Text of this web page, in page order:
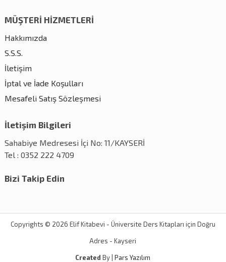
MÜŞTERİ HİZMETLERİ
Hakkımızda
S.S.S.
İletişim
İptal ve İade Koşulları
Mesafeli Satış Sözleşmesi
İletişim Bilgileri
Sahabiye Medresesi İçi No: 11/KAYSERİ
Tel : 0352 222 4709
Bizi Takip Edin
Copyrights © 2026 Elif Kitabevi - Üniversite Ders Kitapları için Doğru
Adres - Kayseri
Created By |Pars Yazılım